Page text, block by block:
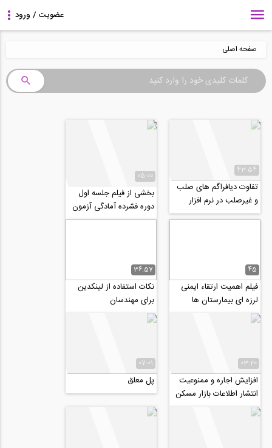
صفحه اصلی
43:54
تفاوت دیافراگم های صلب
و غیرصلب در نرم افزار
ETABS
05:00
بخشی از فیلم جلسه اول
دوره فشرده آمادگی آزمون
نظام مهندسی در رشته
45
فیلم اهمیت ارتقاء ایمنی
لرزه ای بیمارستان ها
36:57
نکات استفاده از لینکدین
برای مهندسان
03:20
افزایش اجاره و ممنوعیت
انتشار اطلاعات بازار مسکن
07:01
پل معلق